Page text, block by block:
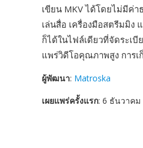
เขียน MKV ได้โดยไม่มีค่า
เล่นสื่อ เครื่องมือสตรีมมิ
ก็ได้ในไฟล์เดียวที่จัดระเ
แพร่วิดีโอคุณภาพสูง การเ
ผู้พัฒนา: Matroska
เผยแพร่ครั้งแรก: 6 ธันวาคม